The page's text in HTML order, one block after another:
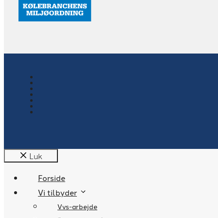
Luk
Forside
Vi tilbyder
Vvs-arbejde